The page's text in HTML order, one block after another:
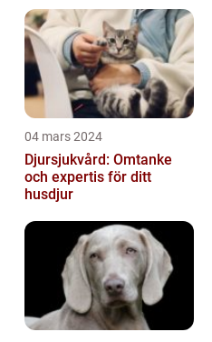
04 mars 2024
Djursjukvård: Omtanke
och expertis för ditt
husdjur